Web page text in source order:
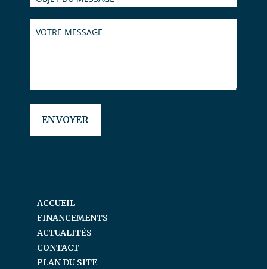
ACCUEIL
FINANCEMENTS
ACTUALITÉS
CONTACT
PLAN DU SITE